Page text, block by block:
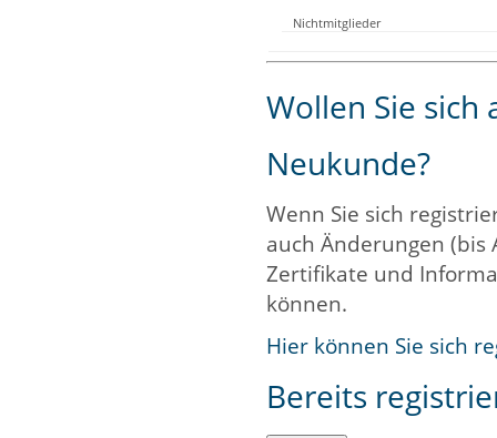
Nichtmitglieder
Wollen Sie sich
Neukunde?
Wenn Sie sich
auch Änderungen
Zertifikate und
können.
Hier können Sie sich
Bereits